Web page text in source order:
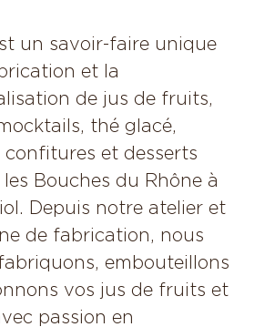
un savoir-faire unique
et la
de jus de fruits,
thé glacé,
confitures et desserts
les Bouches du Rhône à
Depuis notre atelier et
de fabrication, nous
embouteillons
vos jus de fruits et
passion en